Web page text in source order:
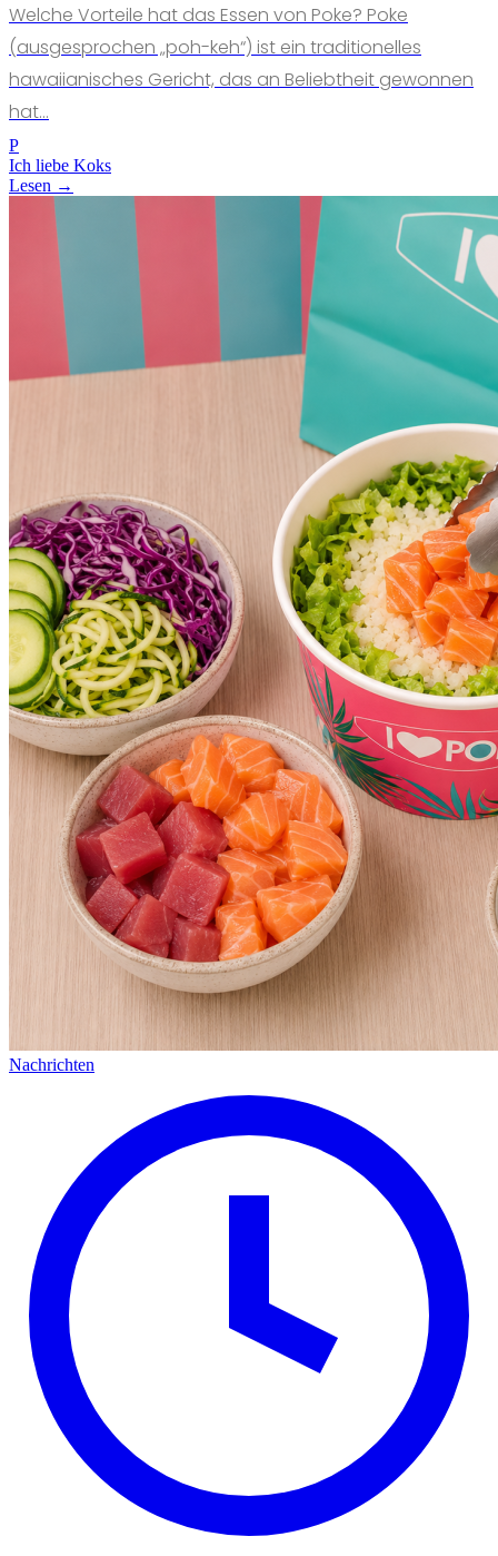
Welche Vorteile hat das Essen von Poke? Poke
(ausgesprochen „poh-keh“) ist ein traditionelles
hawaiianisches Gericht, das an Beliebtheit gewonnen
hat...
P
Ich liebe Koks
Lesen →
Nachrichten